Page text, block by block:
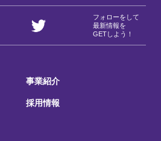
フォローをして
最新情報を
GETしよう！
事業紹介
採用情報